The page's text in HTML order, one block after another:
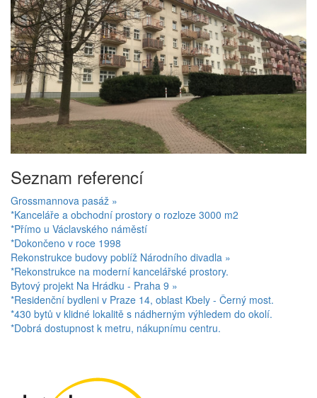
Seznam referencí
Grossmannova pasáž »
*Kanceláře a obchodní prostory o rozloze 3000 m2
*Přímo u Václavského náměstí
*Dokončeno v roce 1998
Rekonstrukce budovy poblíž Národního divadla »
*Rekonstrukce na moderní kancelářské prostory.
Bytový projekt Na Hrádku - Praha 9 »
*Residenční bydleni v Praze 14, oblast Kbely - Černý most.
*430 bytů v klidné lokalitě s nádherným výhledem do okolí.
*Dobrá dostupnost k metru, nákupnímu centru.